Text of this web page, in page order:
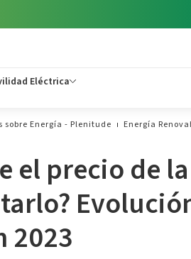
Eléctrica
sobre Energía - Plenitude Energía
el precio de
2023